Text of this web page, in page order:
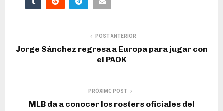
POST ANTERIOR
Jorge Sánchez regresa a Europa para jugar con
el PAOK
PRÓXIMO POST
MLB da a conocer los rosters oficiales del